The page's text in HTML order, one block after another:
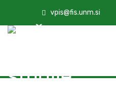
vpis@fis.unm.si